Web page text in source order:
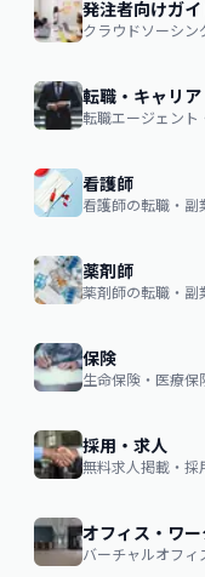
発注者向けガイ
クラウドソーシ
転職・キャリア
転職エージェント
看護師
看護師の転職・
薬剤師
薬剤師の転職・副
保険
生命保険・医療
採用・求人
無料求人掲載・採
オフィス・ワー
バーチャルオフィ